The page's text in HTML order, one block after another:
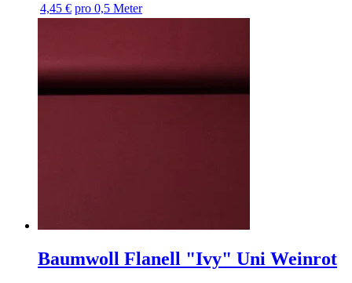
4,45 € pro 0,5 Meter
Baumwoll Flanell "Ivy" Uni Weinrot